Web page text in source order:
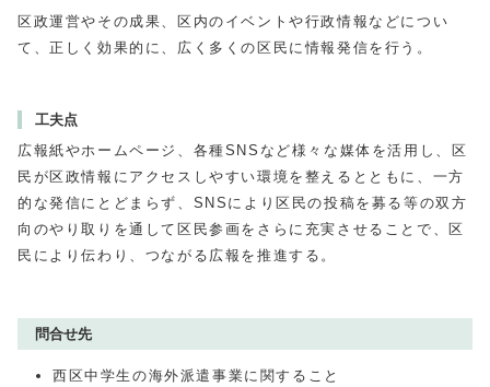
区政運営やその成果、区内のイベントや行政情報などについ
て、正しく効果的に、広く多くの区民に情報発信を行う。
工夫点
広報紙やホームページ、各種SNSなど様々な媒体を活用し、区
民が区政情報にアクセスしやすい環境を整えるとともに、一方
的な発信にとどまらず、SNSにより区民の投稿を募る等の双方
向のやり取りを通して区民参画をさらに充実させることで、区
民により伝わり、つながる広報を推進する。
問合せ先
西区中学生の海外派遣事業に関すること